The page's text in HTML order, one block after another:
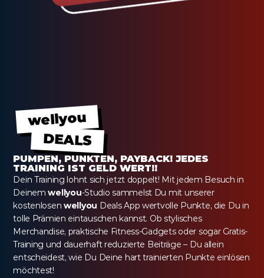
wellyou
DEALS
PUMPEN, PUNKTEN, PAYBACK! JEDES
TRAINING IST GELD WERT!!
Dein Training lohnt sich jetzt doppelt! Mit jedem Besuch in
Deinem wellyou-Studio sammelst Du mit unserer
kostenlosen wellyou Deals App wertvolle Punkte, die Du in
tolle Prämien eintauschen kannst. Ob stylisches
Merchandise, praktische Fitness-Gadgets oder sogar Gratis-
Training und dauerhaft reduzierte Beiträge – Du allein
entscheidest, wie Du Deine hart trainierten Punkte einlösen
möchtest!